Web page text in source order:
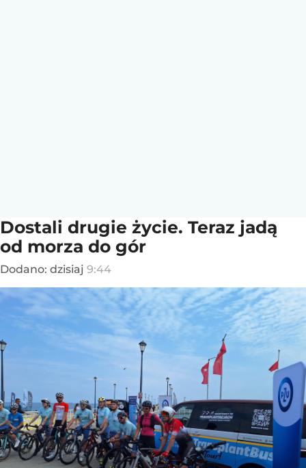
Dostali drugie życie. Teraz jadą
od morza do gór
Dodano: dzisiaj 9:44